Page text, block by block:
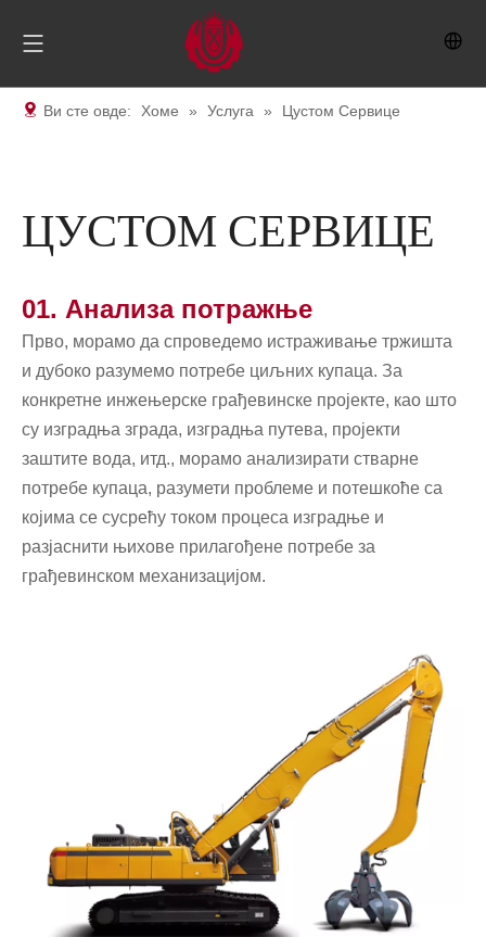
Ви сте овде: Хоме » Услуга » Цустом Сервице
ЦУСТОМ СЕРВИЦЕ
01. Анализа потражње
Прво, морамо да спроведемо истраживање тржишта
и дубоко разумемо потребе циљних купаца. За
конкретне инжењерске грађевинске пројекте, као што
су изградња зграда, изградња путева, пројекти
заштите вода, итд., морамо анализирати стварне
потребе купаца, разумети проблеме и потешкоће са
којима се сусрећу током процеса изградње и
разјаснити њихове прилагођене потребе за
грађевинском механизацијом.